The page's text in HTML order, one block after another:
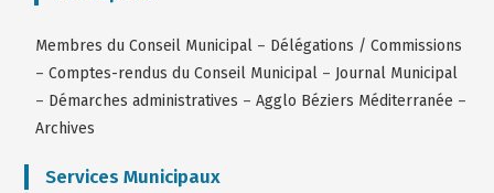
Membres du Conseil Municipal – Délégations / Commissions
–Comptes-rendus du Conseil Municipal – Journal Municipal
– Démarches administratives –Agglo Béziers Méditerranée –
Archives
Services Municipaux